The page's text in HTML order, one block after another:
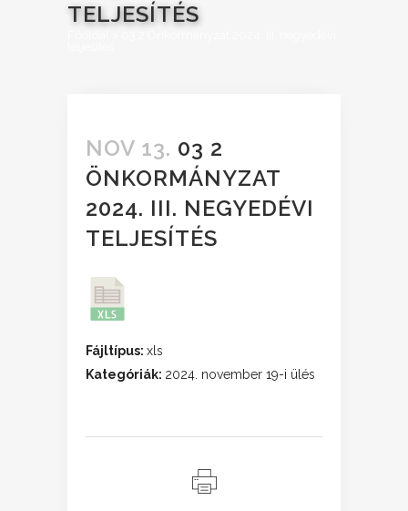
TELJESÍTÉS
NOV 13. 03 2
ÖNKORMÁNYZAT
2024. III. NEGYEDÉVI
TELJESÍTÉS
Fájltípus: xls
Kategóriák: 2024. november 19-i ülés